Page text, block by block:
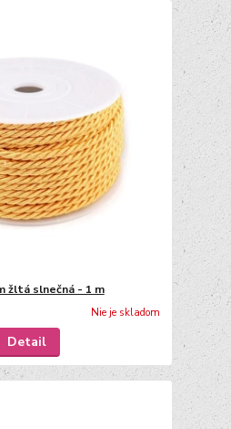
žltá slnečná - 1 m
Nie je skladom
Detail